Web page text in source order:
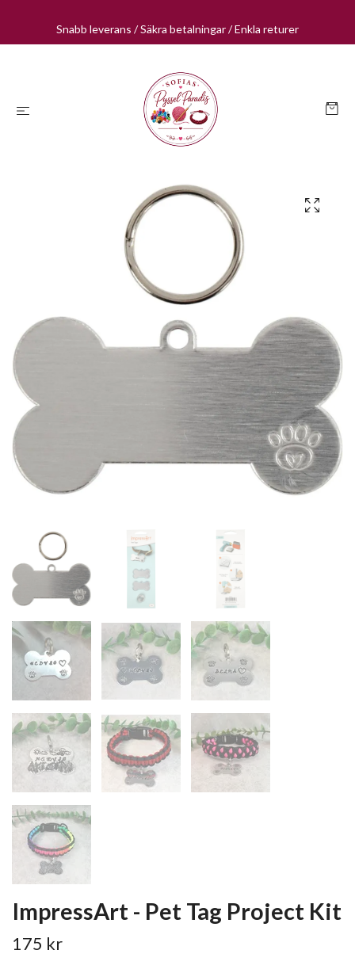
Snabb leverans / Säkra betalningar / Enkla returer
ImpressArt - Pet Tag Project Kit
175 kr